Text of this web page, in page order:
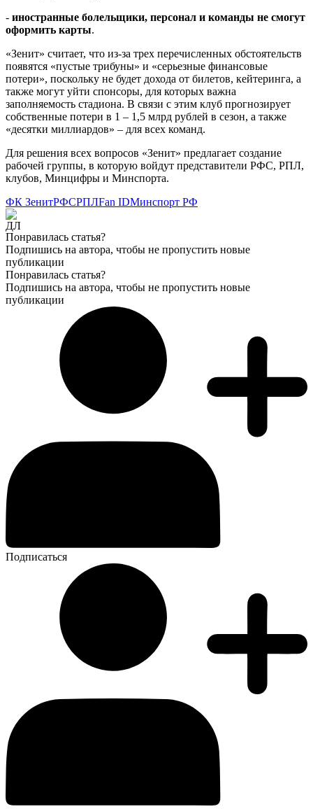
- иностранные болельщики, персонал и команды не смогут
оформить карты.
«Зенит» считает, что из-за трех перечисленных обстоятельств
появятся «пустые трибуны» и «серьезные финансовые
потери», поскольку не будет дохода от билетов, кейтеринга, а
также могут уйти спонсоры, для которых важна
заполняемость стадиона. В связи с этим клуб прогнозирует
собственные потери в 1 – 1,5 млрд рублей в сезон, а также
«десятки миллиардов» – для всех команд.
Для решения всех вопросов «Зенит» предлагает создание
рабочей группы, в которую войдут представители РФС, РПЛ,
клубов, Минцифры и Минспорта.
ФК ЗенитРФСРПЛFan IDМинспорт РФ
Понравилась статья?
Подпишись на автора, чтобы не пропустить новые
публикации
Понравилась статья?
Подпишись на автора, чтобы не пропустить новые
публикации
Подписаться